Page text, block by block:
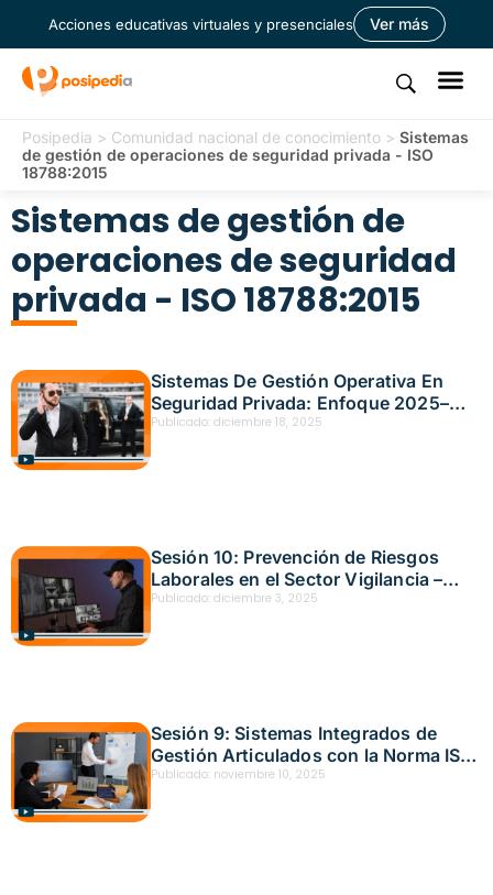
Acciones educativas virtuales y presenciales Ver más
Posipedia > Comunidad nacional de conocimiento > Sistemas
de gestión de operaciones de seguridad privada - ISO
18788:2015
Sistemas de gestión de
operaciones de seguridad
privada - ISO 18788:2015
Sistemas De Gestión Operativa En
Seguridad Privada: Enfoque 2025–
2026 – Fecha: diciembre 16, 2025
Publicado: diciembre 18, 2025
Sesión 10: Prevención de Riesgos
Laborales en el Sector Vigilancia –
Fecha: noviembre 25, 2025
Publicado: diciembre 3, 2025
Sesión 9: Sistemas Integrados de
Gestión Articulados con la Norma ISO
18788 de 2015 – Fecha: octubre 31,
Publicado: noviembre 10, 2025